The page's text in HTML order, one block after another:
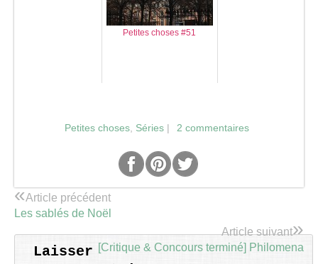
Petites choses #51
Petites choses Séries | 2 commentaires
«Article précédent
Les sablés de Noël
Article suivant»
[Critique & Concours terminé] Philomena
Laisser